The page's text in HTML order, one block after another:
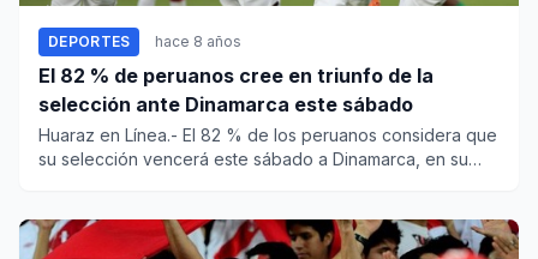
DEPORTES hace 8 años
El 82 % de peruanos cree en triunfo de la
selección ante Dinamarca este sábado
Huaraz en Línea.- El 82 % de los peruanos considera que
su selección vencerá este sábado a Dinamarca, en su